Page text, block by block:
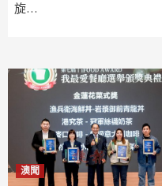
旋…
澳聞